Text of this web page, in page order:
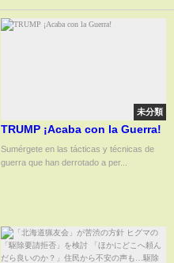
未分類
TRUMP ¡Acaba con la Guerra!
Sumérgete en las tácticas y técnicas de
guerra que han derrotado a per...